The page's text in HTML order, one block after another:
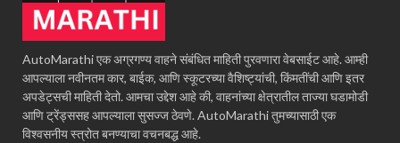
AutoMarathi एक अग्रगण्य वाहने संबंधित माहिती पुरवणारा वेबसाईट आहे. आम्ही
आपल्याला नवीनतम कार, बाईक, आणि स्कूटरच्या वैशिष्ट्यांची, किंमतींची आणि इतर
अपडेट्सची माहिती देतो. आमचा उद्देश आहे की, वाहनांच्या क्षेत्रातील ताज्या घडामोडी
आणि ट्रेंड्ससह आपल्याला सुसज्ज ठेवणे. AutoMarathi तुमच्यासाठी एक
विश्वसनीय स्त्रोत बनण्याचा वचनबद्ध आहे.